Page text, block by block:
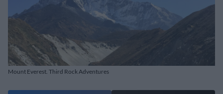
Mount Everest. Third Rock Adventures